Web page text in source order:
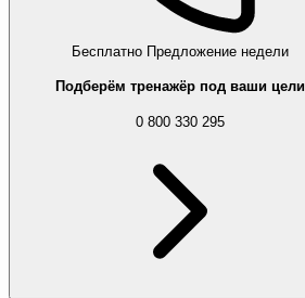
Бесплатно Предложение недели
Подберём тренажёр под ваши цели
0 800 330 295